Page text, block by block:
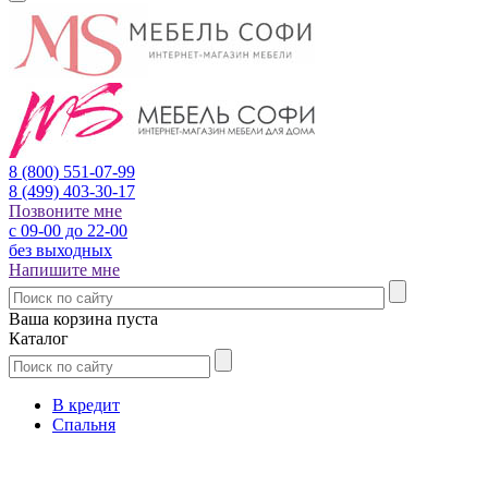
8 (800) 551-07-99
8 (499) 403-30-17
Позвоните мне
с 09-00 до 22-00
без выходных
Напишите мне
Ваша корзина пуста
Каталог
В кредит
Спальня